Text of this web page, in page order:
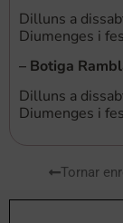
Dilluns a
Diumenges i
– Botiga
Dilluns a
Diumenges i
Tornar